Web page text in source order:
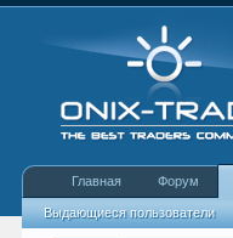
Главная Форум
Выдающиеся пользователи